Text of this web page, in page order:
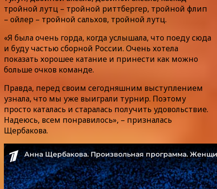
тройной лутц – тройной риттбергер, тройной флип
– ойлер – тройной сальхов, тройной лутц.
«Я была очень горда, когда услышала, что поеду сюда
и буду частью сборной России. Очень хотела
показать хорошее катание и принести как можно
больше очков команде.
Правда, перед своим сегодняшним выступлением
узнала, что мы уже выиграли турнир. Поэтому
просто каталась и старалась получить удовольствие.
Надеюсь, всем понравилось», – призналась
Щербакова.